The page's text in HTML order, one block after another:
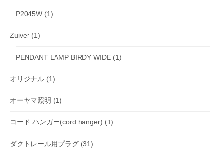
P2045W (1)
Zuiver (1)
PENDANT LAMP BIRDY WIDE (1)
オリジナル (1)
オーヤマ照明 (1)
コード ハンガー(cord hanger) (1)
ダクトレール用プラグ (31)